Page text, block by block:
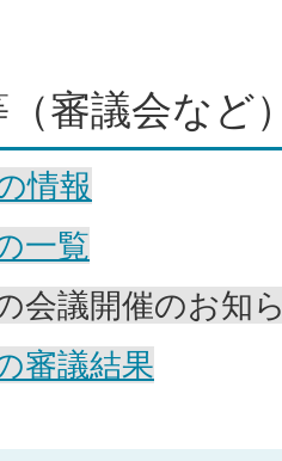
（審議会など
情報
一覧
会議開催のお知
審議結果